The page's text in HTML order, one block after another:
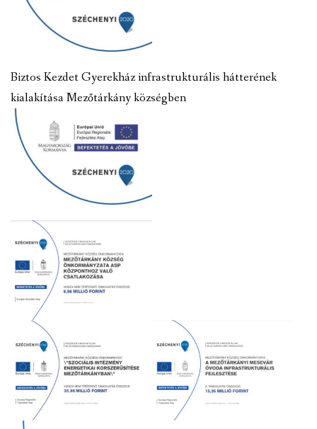
Biztos Kezdet Gyerekház infrastrukturális hátterének
kialakítása Mezőtárkány községben